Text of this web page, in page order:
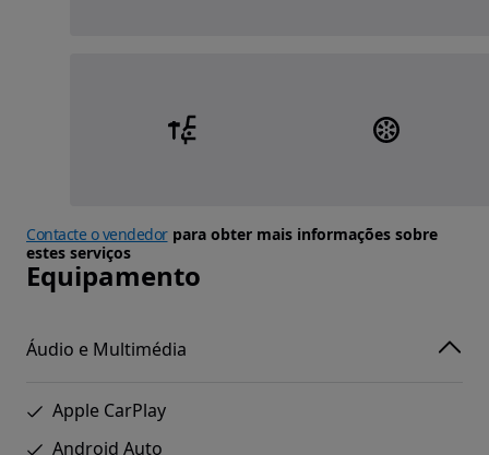
Contacte o vendedorpara obter mais informações sobre
estes serviços
Equipamento
Áudio e Multimédia
Apple CarPlay
Android Auto